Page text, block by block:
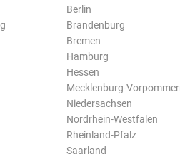
Berlin
Brandenburg
Bremen
Hamburg
Hessen
Mecklenburg-
Niedersachsen
Nordrhein-Westfalen
Rheinland-Pfalz
Saarland